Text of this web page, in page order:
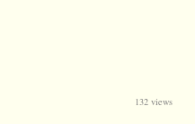
132 views